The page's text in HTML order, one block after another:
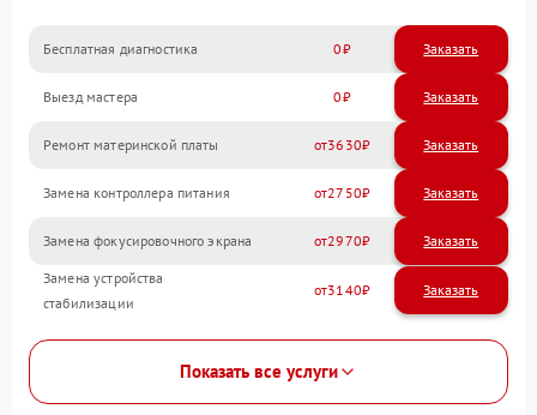
Бесплатная диагностика 0 Заказать
Выезд мастера 0 Заказать
Ремонт материнской платы 3630
Замена контроллера питания 2750
Замена фокусировочного экрана 2970
Замена устройства
стабилизации
3140
Показать все услуги